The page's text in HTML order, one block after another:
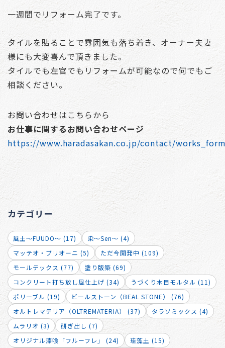
一週間でリフォーム完了です。
タイルを貼ることで雰囲気も落ち着き、オーナー夫妻
様にも大変喜んで頂きました。
タイルでも左官でもリフォームが可能なので何でもご
相談ください。
お問い合わせはこちらから
お仕事に関するお問い合わせページ
https://www.haradasakan.co.jp/contact/
カテゴリー
風土～FUUDO～ (17)
染～Sen～ (4)
マッテオ・ブリオーニ (5)
ただ今開発中 (109)
モールテックス (77)
塗り版築 (69)
コンクリート打ち放し風仕上げ (34)
うづくり木目モルタル (11)
ポリーブル (19)
ビールストーン（BEAL STONE） (76)
オルトレマテリア（OLTREMATERIA） (37)
タラソミックス (4)
ムラリオ (3)
研ぎ出し (7)
オリジナル漆喰「フルーフレ」 (24)
珪藻土 (15)